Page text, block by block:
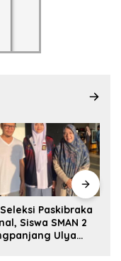
Paskibraka
Siswa SMAN 2
Ulya